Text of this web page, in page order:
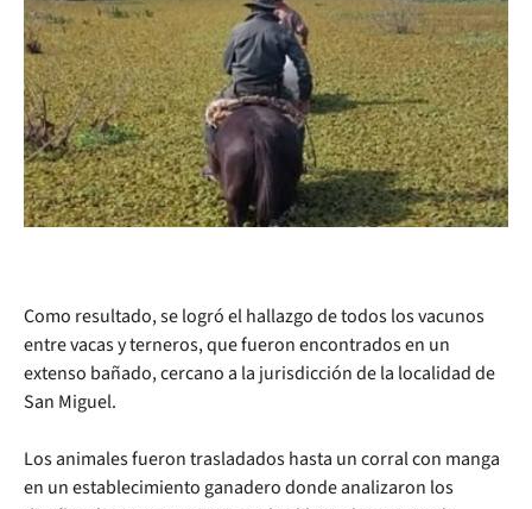
Como resultado, se logró el hallazgo de todos los vacunos
entre vacas y terneros, que fueron encontrados en un
extenso bañado, cercano a la jurisdicción de la localidad de
San Miguel.
Los animales fueron trasladados hasta un corral con manga
en un establecimiento ganadero donde analizaron los